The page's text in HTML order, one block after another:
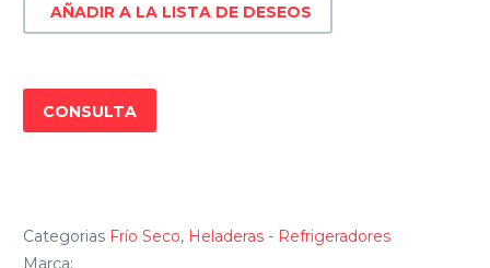
INVERTER
SMARTLIFE
RNF270SDINV2
cantidad
AÑADIR A LA LISTA DE DESEOS
CONSULTA
Categorias Frío Seco, Heladeras - Refrigeradores
Marca: